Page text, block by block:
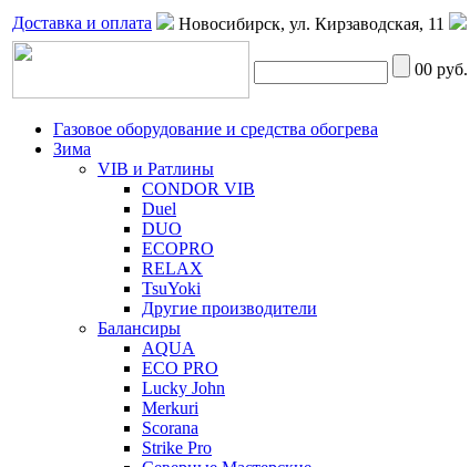
Доставка и оплата Новосибирск, ул. Кирзаводская, 11
00 руб.
Газовое оборудование и средства обогрева
Зима
VIB и Ратлины
CONDOR VIB
Duel
DUO
ECOPRO
RELAX
TsuYoki
Другие производители
Балансиры
AQUA
ECO PRO
Lucky John
Merkuri
Scorana
Strike Pro